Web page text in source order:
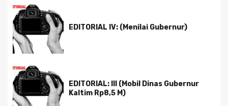
EDITORIAL IV: (Menilai Gubernur)
EDITORIAL: III (Mobil Dinas Gubernur
Kaltim Rp8,5 M)